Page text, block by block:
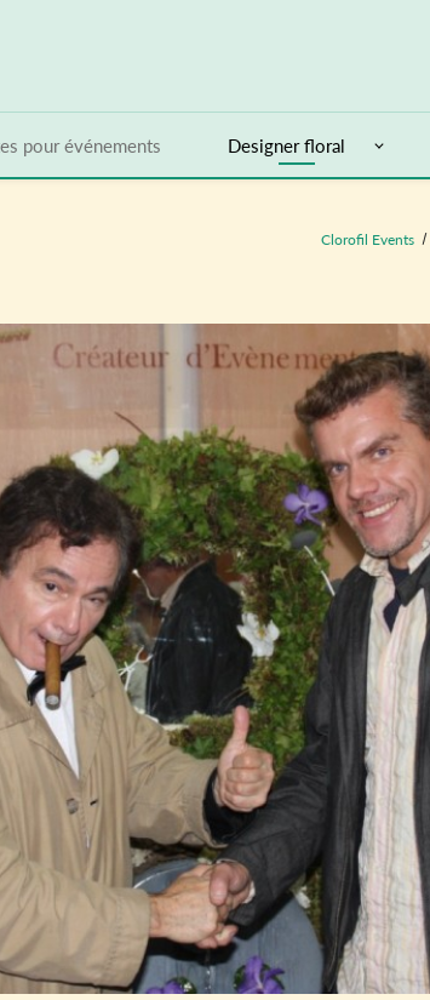
pour événements Designer floral
Clorofil Events